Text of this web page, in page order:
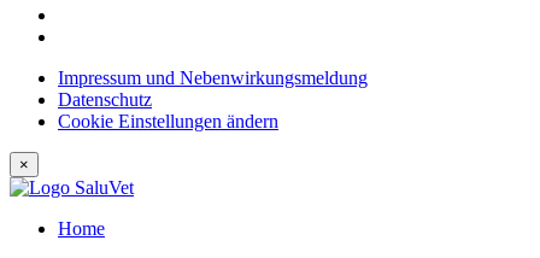
Impressum und Nebenwirkungsmeldung
Datenschutz
Cookie Einstellungen ändern
×
Home